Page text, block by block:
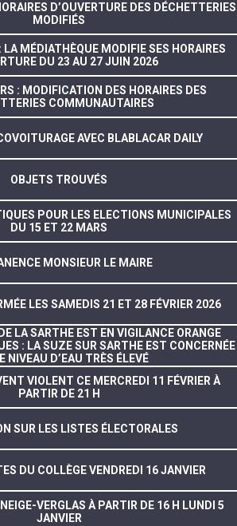
D’OUVERTURE DES DÉCHETTERIES
MODIFIÉS
MÉDIATHÈQUE MODIFIE SES HORAIRES
DU 23 AU 27 JUIN 2026
: MODIFICATION DES HORAIRES DES
COMMUNAUTAIRES
AVEC BLABLACAR DAILY
OBJETS TROUVÉS
POUR LES ELECTIONS MUNICIPALES
DU 15 ET 22 MARS
MONSIEUR LE MAIRE
LES SAMEDIS 21 ET 28 FÉVRIER 2026
LA SARTHE EST EN VIGILANCE ORANGE
: LA SUZE SUR SARTHE EST CONCERNÉE
NIVEAU D’EAU TRÈS ÉLEVÉ
VIOLENT CE MERCREDI 11 FÉVRIER À
PARTIR DE 21 H
SUR LES LISTES ÉLECTORALES
DU COLLÈGE VENDREDI 16 JANVIER
VERGLAS À PARTIR DE 16 H LUNDI 5
JANVIER